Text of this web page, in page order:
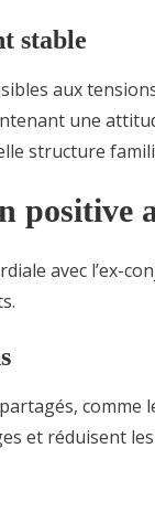
stable
aux
une
structure
positive
avec l’ex-
comme
et réduisent